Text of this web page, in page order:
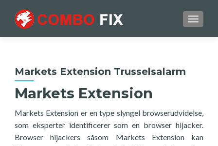
Markets Extension Trusselsalarm
Markets Extension
Markets Extension er en type slyngel browserudvidelse,
som eksperter identificerer som en browser hijacker.
Browser hijackers såsom Markets Extension kan